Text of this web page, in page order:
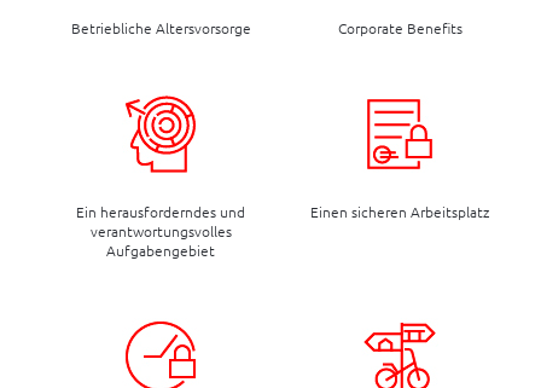
Betriebliche Altersvorsorge Corporate Benefits
Ein herausforderndes und
verantwortungsvolles
Aufgabengebiet
Einen sicheren Arbeitsplatz